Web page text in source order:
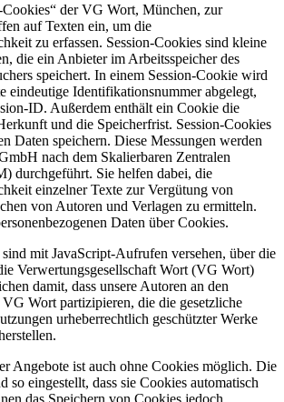
Cookies“ der VG Wort, München, zur
auf Texten ein, um die
zu erfassen. Session-Cookies sind kleine
die ein Anbieter im Arbeitsspeicher des
speichert. In einem Session-Cookie wird
eindeutige Identifikationsnummer abgelegt,
ID. Außerdem enthält ein Cookie die
und die Speicherfrist. Session-Cookies
Daten speichern. Diese Messungen werden
nach dem Skalierbaren Zentralen
durchgeführt. Sie helfen dabei, die
einzelner Texte zur Vergütung von
von Autoren und Verlagen zu ermitteln.
Daten über Cookies.
mit JavaScript-Aufrufen versehen, über die
Verwertungsgesellschaft Wort (VG Wort)
damit, dass unsere Autoren an den
Wort partizipieren, die die gesetzliche
urheberrechtlich geschützter Werke
Angebote ist auch ohne Cookies möglich. Die
so eingestellt, dass sie Cookies automatisch
das Speichern von Cookies jedoch